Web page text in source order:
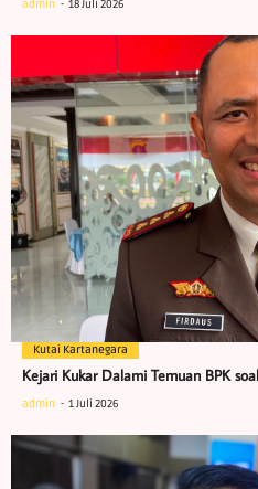
admin 18 Juli 2026
Kutai Kartanegara
Kejari Kukar Dalami Temuan BPK
admin 1 Juli 2026